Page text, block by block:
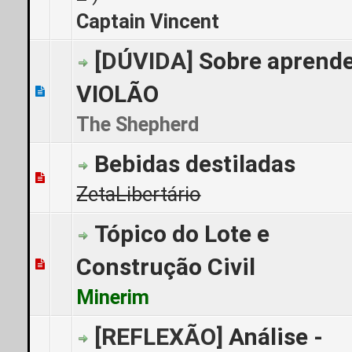
Captain Vincent
[DÚVIDA] Sobre
VIOLÃO
The Shepherd
0 Voto(s) - 0 de 5 em média
1 234
Bebidas destiladas
ZetaLibertário
Tópico do Lote e
Construção Civil
Minerim
0 Voto(s) - 0 de 5 em média
1 2345
[REFLEXÃO] Análise -